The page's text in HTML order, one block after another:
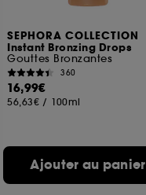
SEPHORA COLLECTION
Instant Bronzing Drops
Gouttes Bronzantes
360
16,99€
56,63€ / 100ml
Ajouter au panier